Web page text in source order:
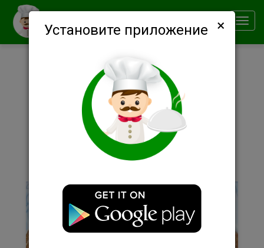
Установите приложение ×
Описание